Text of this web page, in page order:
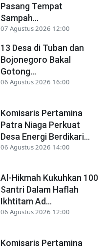
Pasang Tempat
Sampah...
07 Agustus 2026 12:00
13 Desa di Tuban dan
Bojonegoro Bakal
Gotong...
06 Agustus 2026 16:00
Komisaris Pertamina
Patra Niaga Perkuat
Desa Energi Berdikari...
06 Agustus 2026 14:00
Al-Hikmah Kukuhkan 100
Santri Dalam Haflah
Ikhtitam Ad...
06 Agustus 2026 12:00
Komisaris Pertamina